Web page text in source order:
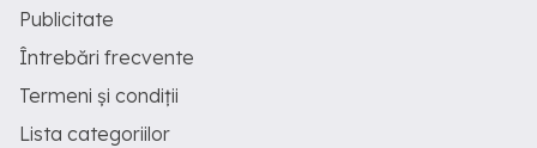
Publicitate
Întrebări frecvente
Termeni și condiții
Lista categoriilor